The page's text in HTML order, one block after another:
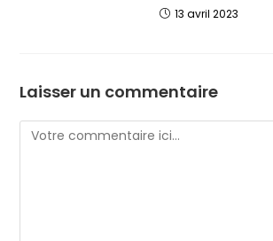
13 avril 2023
Laisser un commentaire
Comment